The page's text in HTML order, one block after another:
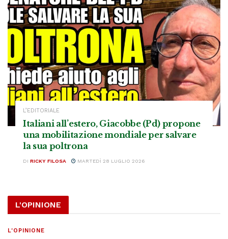
L’EDITORIALE
Italiani all’estero, Giacobbe (Pd) propone
una mobilitazione mondiale per salvare
la sua poltrona
DI RICKY FILOSA MARTEDÌ 28 LUGLIO 2026
L'OPINIONE
L'OPINIONE